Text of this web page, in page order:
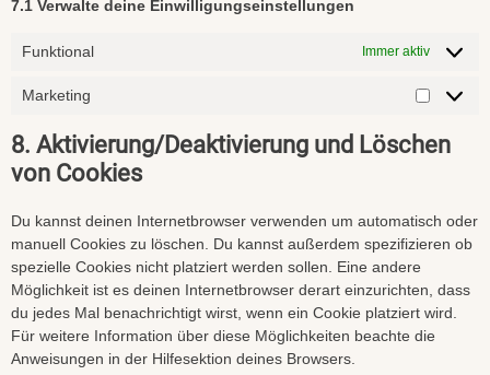
7.1 Verwalte deine Einwilligungseinstellungen
Funktional Immer aktiv
Marketing
8. Aktivierung/Deaktivierung und Löschen
von Cookies
Du kannst deinen Internetbrowser verwenden um automatisch oder
manuell Cookies zu löschen. Du kannst außerdem spezifizieren ob
spezielle Cookies nicht platziert werden sollen. Eine andere
Möglichkeit ist es deinen Internetbrowser derart einzurichten, dass
du jedes Mal benachrichtigt wirst, wenn ein Cookie platziert wird.
Für weitere Information über diese Möglichkeiten beachte die
Anweisungen in der Hilfesektion deines Browsers.